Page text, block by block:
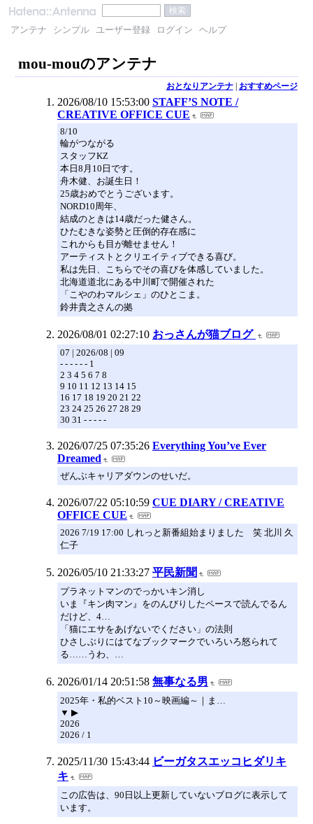
アンテナ シンプル ユーザー登録 ログイン ヘルプ
mou-mouのアンテナ
おとなりアンテナ| おすすめページ
2026/08/10 15:53:00 STAFF’S NOTE /
CREATIVE OFFICE CUE
8/10
輪がつながる
スタッフKZ
本日8月10日です。
舟木健、お誕生日！
25歳おめでとうございます。
NORD10周年、
結成のときは14歳だった健さん。
ひたむきな姿勢と圧倒的存在感に
これからも目が離せません！
アーティストとクリエイティブできる喜び。
私は先日、こちらでその喜びを体感していました。
北海道道北にある中川町で開催された
「こやのわマルシェ」のひとこま。
鈴井貴之さんの拠
2026/08/01 02:27:10 おっさんが猫ブログ
07 | 2026/08 | 09
- - - - - - 1
2 3 4 5 6 7 8
9 10 11 12 13 14 15
16 17 18 19 20 21 22
23 24 25 26 27 28 29
30 31 - - - - -
2026/07/25 07:35:26 Everything You’ve Ever
Dreamed
ぜんぶキャリアダウンのせいだ。
2026/07/22 05:10:59 CUE DIARY / CREATIVE
OFFICE CUE
2026 7/19 17:00 しれっと新番組始まりました 笑 北川 久
仁子
2026/05/10 21:33:27 平民新聞
プラネットマンのでっかいキン消し
いま『キン肉マン』をのんびりしたペースで読んでるん
だけど、4…
「猫にエサをあげないでください」の法則
ひさしぶりにはてなブックマークでいろいろ怒られて
る……うわ、…
2026/01/14 20:51:58 無事なる男
2025年・私的ベスト10～映画編～｜ま…
▼ ▶
2026
2026 / 1
2025/11/30 15:43:44 ビーガタスエッコヒダリキ
キ
この広告は、90日以上更新していないブログに表示して
います。